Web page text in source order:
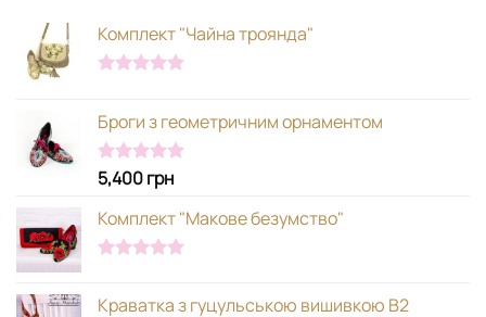
Комплект "Чайна троянда"
Броги з геометричним орнаментом
Оцінено в
з 5
5,400грн
Комплект "Макове безумство"
Краватка з гуцульською вишивкою В2